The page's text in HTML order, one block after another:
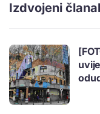
Izdvojeni